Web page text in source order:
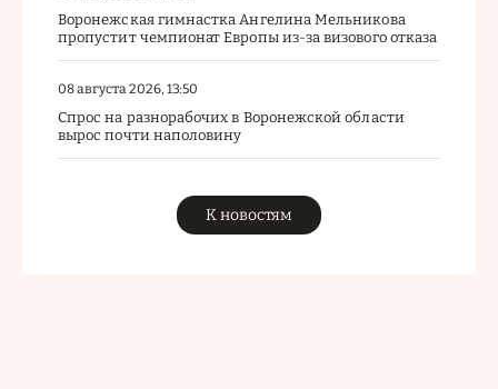
Воронежская гимнастка Ангелина Мельникова
пропустит чемпионат Европы из-за визового отказа
08 августа 2026, 13:50
Спрос на разнорабочих в Воронежской области
вырос почти наполовину
К новостям